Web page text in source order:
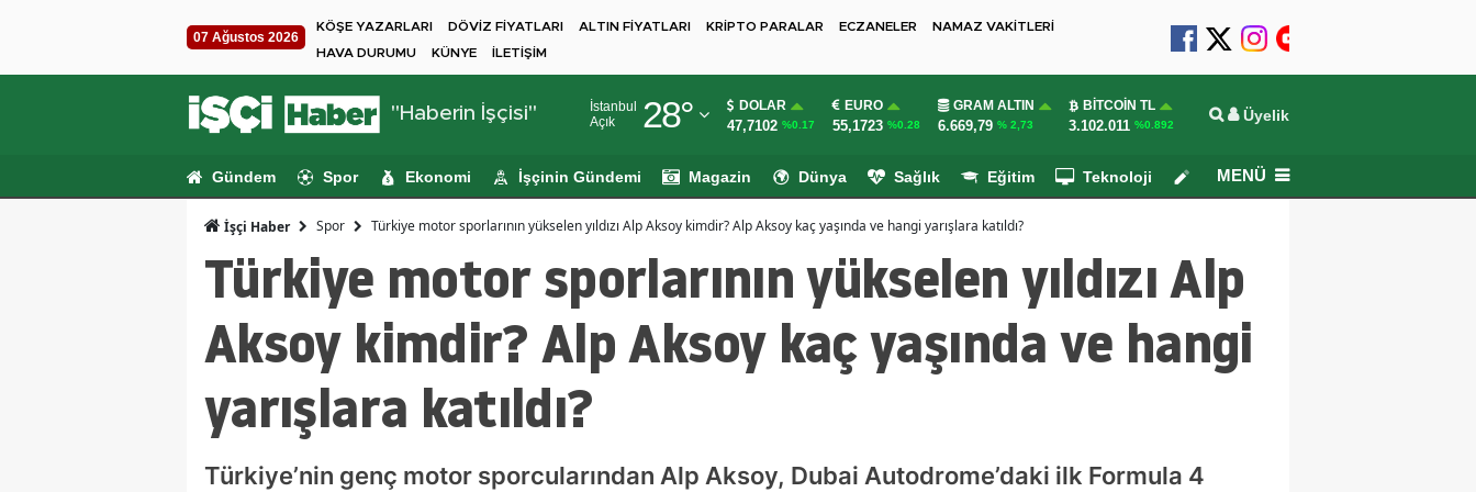
07 Ağustos 2026
KÖŞE YAZARLARI DÖVİZ FİYATLARI ALTIN FİYATLARI KRİPTO PARALAR ECZANELER
NAMAZ VAKİTLERİ
HAVA DURUMU
KÜNYE İLETİŞİM
"Haberin İşçisi"
İstanbul
Açık
28°
Adıyaman
Ağrı
Ankara
Antalya
Balıkesir
DOLAR
47,7102 %0.17
EURO
55,1723 %0.28
GRAM ALTIN
6.669,79 % 2,73
BITCOIN TL
3.102.011 %0.892 Üyelik
Gündem Spor Ekonomi İşçinin Gündemi Magazin Dünya Sağlık Eğitim Teknoloji Köşe Yazarları
MENÜ
İşçi Haber Spor Türkiye motor sporlarının yükselen yıldızı Alp Aksoy kimdir? Alp Aksoy kaç yaşında ve hangi yarışlara katıldı?
Türkiye motor sporlarının yükselen yıldızı Alp
Aksoy kimdir? Alp Aksoy kaç yaşında ve hangi
yarışlara katıldı?
Türkiye’nin genç motor sporcularından Alp Aksoy, Dubai Autodrome’daki ilk Formula 4